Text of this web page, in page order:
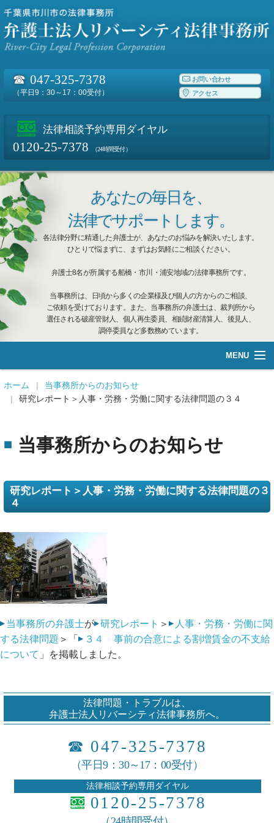
☎ 047-325-7378
（平日9：30～17：00受付）
お問い合わせ
アクセス
法律相談予約専用ダイヤル
0120-25-7378 （24時間受付）
あなたの毎日を、
法律でサポートします。
各法律分野に精通した弁護士が、あなたのお悩みを解決いたします。
ひとりで悩まずに、まずはお気軽にご相談ください。
弁護士8名が所属する船橋・市川・浦安地域の法律事務所です。
当事務所は、日頃から多くの企業様及び個人の方からのご相談、
ご依頼を受けております。また、当事務所の弁護士は、裁判所から
選任される破産管財人、個人再生委員、相続財産清算人、後見人、
調停委員など多数務めています。
MENU
総合案内
企業再生·個人借金
ホーム
当事務所からのお知らせ
研究レポート＞人事・労務・労働に関する法律問題の３４
当事務所からのお知らせ
研究レポート＞人事・労務・労働に関する法律問題の３
４
当事務所の弁護士が 研究レポート ＞
人事・労務・労働に関
する法律問題 ＞「
３４ 事前の合意による割増賃金の不支給
について 」を掲載しました。
法律問題・トラブルは、
弁護士法人リバーシティ法律事務所へ。
☎ 047-325-7378
（平日9：30～17：00受付）
法律相談予約専用ダイヤル
0120-25-7378